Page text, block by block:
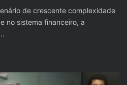
de crescente complexidade
no sistema financeiro, a